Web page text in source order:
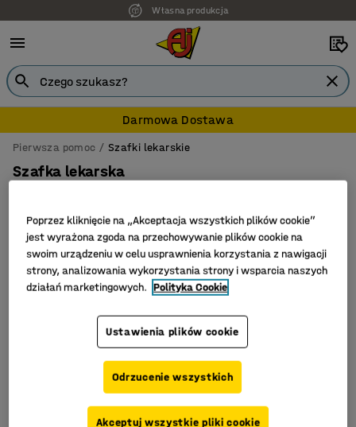
Własna produkcja
Darmowa Dostawa
Pierwsza pomoc Szafki lekarskie
Szafka lekarska
Filtruj Sortuj
Liczba produktów: 2
Poprzez kliknięcie na „Akceptacja wszystkich plików cookie”
jest wyrażona zgoda na przechowywanie plików cookie na
swoim urządzeniu w celu usprawnienia korzystania z nawigacji
strony, analizowania wykorzystania strony i wsparcia naszych
działań marketingowych. Polityka Cookie
Ustawienia plików cookie
Odrzucenie wszystkich
Akceptuj wszystkie pliki cookie